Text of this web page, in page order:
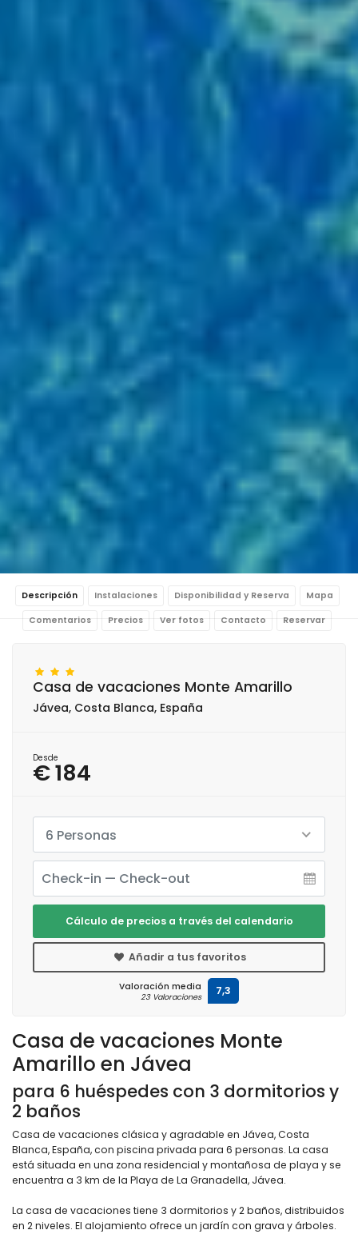
Descripción Instalaciones Disponibilidad y Reserva Mapa
Comentarios Precios Ver fotos Contacto Reservar
Casa de vacaciones Monte
Amarillo en Jávea
para 6 huéspedes con 3 dormitorios y
2 baños
Casa de vacaciones clásica y agradable en Jávea, Costa
Blanca, España, con piscina privada para 6 personas. La casa
está situada en una zona residencial y montañosa de playa y se
encuentra a 3 km de la Playa de La Granadella, Jávea.
La casa de vacaciones tiene 3 dormitorios y 2 baños, distribuidos
en 2 niveles. El alojamiento ofrece un jardín con grava y árboles.
Casa de vacaciones Monte Amarillo
Jávea, Costa Blanca, España
Desde
€ 184
6 Personas
Cálculo de precios a través del calendario
Añadir a tus favoritos
Valoración media
23 Valoraciones 7,3